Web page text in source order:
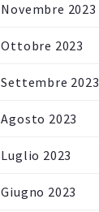
Novembre 2023
Ottobre 2023
Settembre 2023
Agosto 2023
Luglio 2023
Giugno 2023